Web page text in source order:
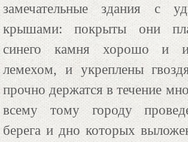
замечательные здания с
крышами: покрыты они
синего камня хорошо и
лемехом, и укреплены
прочно держатся в течение
всему тому городу
берега и дно которых